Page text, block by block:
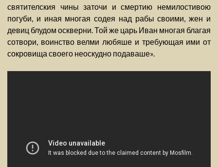
святителския чины заточи и смертию немилостивою
погуби, и иная многая содея над рабы своими, жен и
девиц блудом оскверни. Той же царь Иван многая благая
сотвори, воинство велми любяше и требующая ими от
сокровища своего неоскудно подаваше».